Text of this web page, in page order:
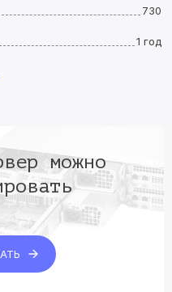
730
1 год
можно